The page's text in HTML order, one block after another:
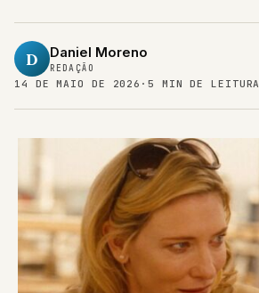
D Daniel Moreno
REDAÇÃO
14 DE MAIO DE 2026 ·5 MIN DE LEITURA